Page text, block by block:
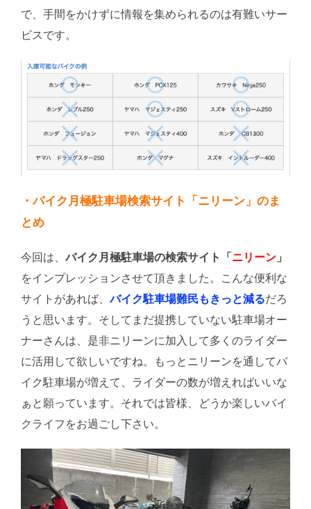
で、手間をかけずに情報を集められるのは有難いサー
ビスです。
・バイク月極駐車場検索サイト「ニリーン」のま
とめ
今回は、バイク月極駐車場の検索サイト「 ニリーン 」
をインプレッションさせて頂きました。こんな便利な
サイトがあれば、バイク駐車場難民もきっと減るだろ
うと思います。そしてまだ提携していない駐車場オー
ナーさんは、是非ニリーンに加入して多くのライダー
に活用して欲しいですね。もっとニリーンを通してバ
イク駐車場が増えて、ライダーの数が増えればいいな
ぁと願っています。それでは皆様、どうか楽しいバイ
クライフをお過ごし下さい。